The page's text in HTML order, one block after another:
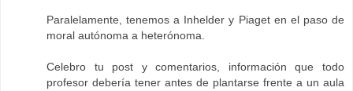
Paralelamente, tenemos a Inhelder y Piaget en el paso de
moral autónoma a heterónoma.
Celebro tu post y comentarios, información que todo
profesor debería tener antes de plantarse frente a un aula